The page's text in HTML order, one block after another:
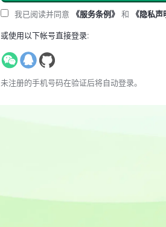
我已阅读并同意 《服务条例》 和 《隐私声
或使用以下帐号直接登录:
未注册的手机号码在验证后将自动登录。